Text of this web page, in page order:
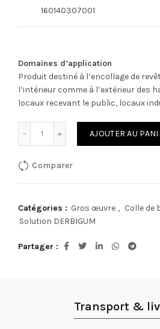
160140307001
Domaines d’application
Produit destiné à l’encollage de
l’intérieur comme à l’extérieur des
locaux recevant le public, locaux
AJOUTER AU
Comparer
Catégories : Gros œuvre , Colle de
Solution DERBIGUM
Partager
Transport &